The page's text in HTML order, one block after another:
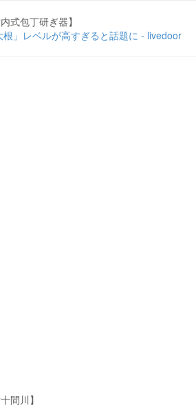
式包丁研ぎ器】
根」レベルが高すぎると話題に - livedoor
間川】